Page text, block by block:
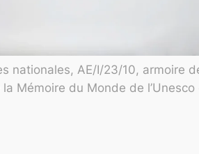
nationales, AE/I/23/10, armoire
la Mémoire du Monde de